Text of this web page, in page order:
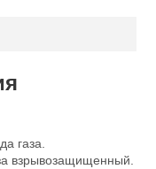
газа.
взрывозащищенный.